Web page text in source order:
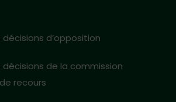
décisions d’opposition
décisions de la commission
recours